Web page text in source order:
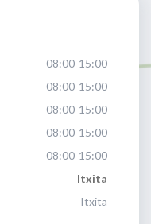
08:00-15:00
08:00-15:00
08:00-15:00
08:00-15:00
08:00-15:00
Itxita
Itxita